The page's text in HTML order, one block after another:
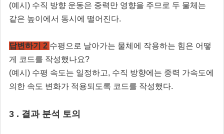
(예시) 수직 방향 운동은 중력만 영향을 주므로 두 물체는
같은 높이에서 동시에 떨어진다.
답변하기 2 수평으로 날아가는 물체에 작용하는 힘은 어떻
게 코드를 작성했나요?
(예시) 수평 속도는 일정하고, 수직 방향에는 중력 가속도에
의한 속도 변화가 적용되도록 코드를 작성했다.
3 . 결과 분석 토의